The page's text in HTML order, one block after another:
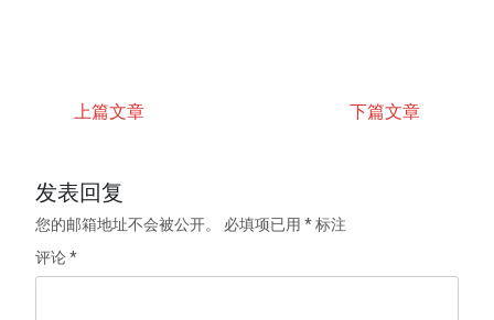
上篇文章 下篇文章
发表回复
您的邮箱地址不会被公开。 必填项已用*标注
评论*